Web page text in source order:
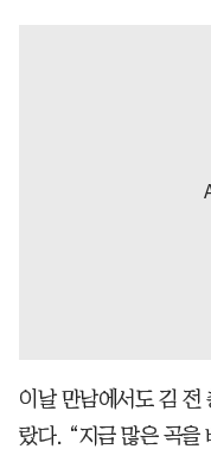
이날 만남에서도 김 전
랐다. “지금 많은 곡을